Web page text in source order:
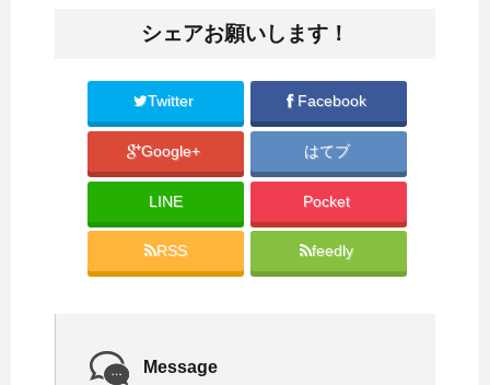
シェアお願いします！
Twitter Facebook
Google+ はてブ
LINE Pocket
RSS feedly
Message